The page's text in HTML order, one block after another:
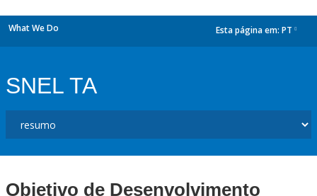
What We Do Esta página em: PT
SNEL TA
Objetivo de Desenvolvimento